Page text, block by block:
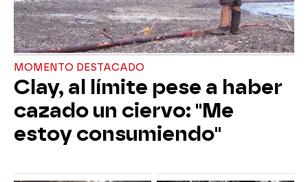
MOMENTO DESTACADO
Clay, al límite pese a haber
cazado un ciervo: "Me
estoy consumiendo"